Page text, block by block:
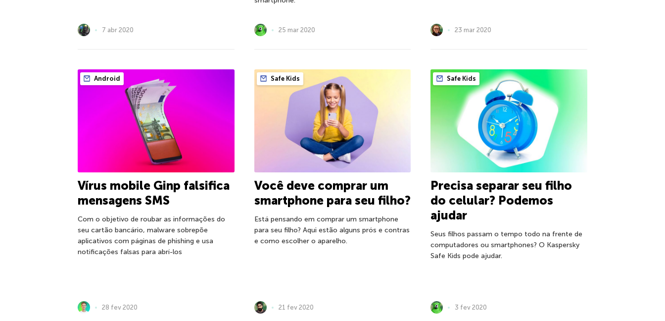
7 abr 2020 25 mar 2020 23 mar 2020
Android
Vírus mobile Ginp falsifica
mensagens SMS
Com o objetivo de roubar as informações do
seu cartão bancário, malware sobrepõe
aplicativos com páginas de phishing e usa
notificações falsas para abrí-los
28 fev 2020
Safe Kids
Você deve comprar um
smartphone para seu filho?
Está pensando em comprar um smartphone
para seu filho? Aqui estão alguns prós e contras
e como escolher o aparelho.
21 fev 2020
Safe Kids
Precisa separar seu filho
do celular? Podemos
ajudar
Seus filhos passam o tempo todo na frente de
computadores ou smartphones? O Kaspersky
Safe Kids pode ajudar.
3 fev 2020